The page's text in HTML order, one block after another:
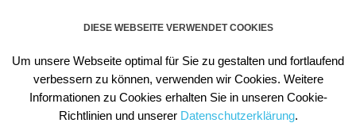
DIESE WEBSEITE VERWENDET COOKIES
Um unsere Webseite optimal für Sie zu gestalten und fortlaufend
verbessern zu können, verwenden wir Cookies. Weitere
Informationen zu Cookies erhalten Sie in unseren Cookie-
Richtlinien und unserer Datenschutzerklärung.